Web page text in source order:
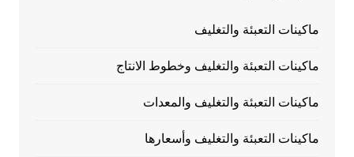
ماكينات التعبئة والتغليف
ماكينات التعبئة والتغليف وخطوط الانتاج
ماكينات التعبئة والتغليف والمعدات
ماكينات التعبئة والتغليف وأسعارها